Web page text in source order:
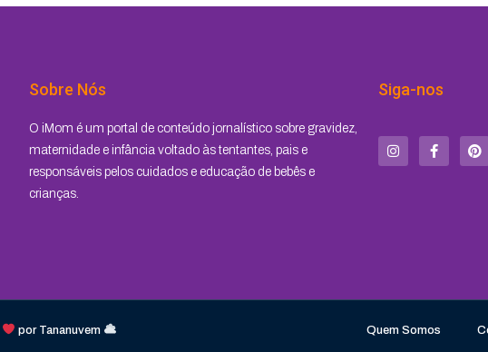
Sobre Nós
O iMom é um portal de conteúdo jornalístico sobre gravidez,
maternidade e infância voltado às tentantes, pais e
responsáveis pelos cuidados e educação de bebês e
crianças.
Siga-nos
n
s
t
a
c
e
i
n
t
por Tananuvem Quem Somos